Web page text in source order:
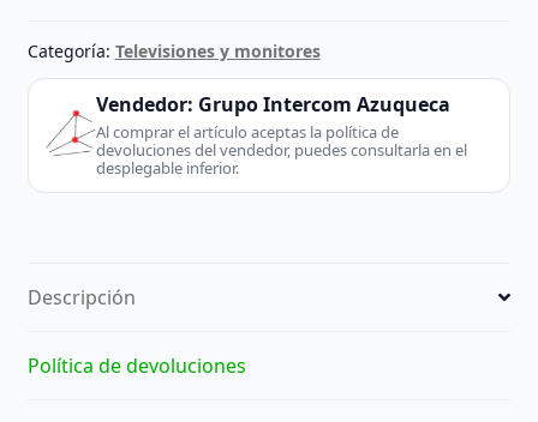
AWM
20861
VW-
|
MEDIDAS:
cm
Categoría: Televisiones y monitores
Vendedor: Grupo Intercom Azuqueca
Al comprar el artículo aceptas la política de
devoluciones del vendedor, puedes consultarla en el
desplegable inferior.
Descripción
Política de devoluciones